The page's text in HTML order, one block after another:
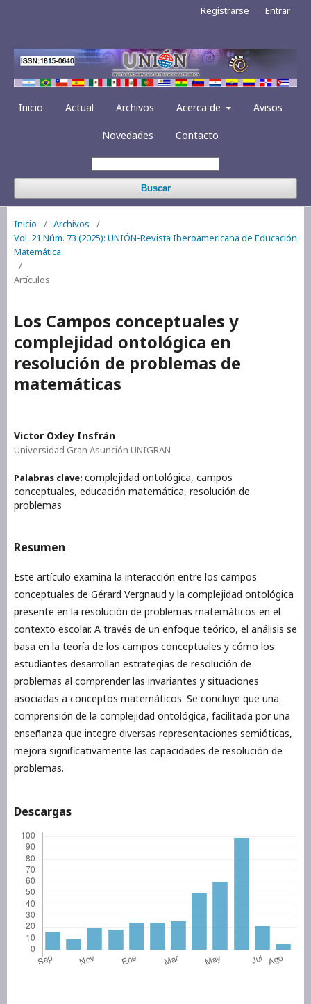
Inicio Actual Archivos Acerca de Avisos
Novedades Contacto
Buscar
Registrarse Entrar
Inicio / Archivos
/
Vol. 21 Núm. 73 (2025): UNIÓN-Revista Iberoamericana de Educación
Matemática
/
Artículos
Los Campos conceptuales y
complejidad ontológica en
resolución de problemas de
matemáticas
Victor Oxley Insfrán
Universidad Gran Asunción UNIGRAN
Palabras clave: complejidad ontológica, campos
conceptuales, educación matemática, resolución de
problemas
Resumen
Este artículo examina la interacción entre los campos
conceptuales de Gérard Vergnaud y la complejidad ontológica
presente en la resolución de problemas matemáticos en el
contexto escolar. A través de un enfoque teórico, el análisis se
basa en la teoría de los campos conceptuales y cómo los
estudiantes desarrollan estrategias de resolución de
problemas al comprender las invariantes y situaciones
asociadas a conceptos matemáticos. Se concluye que una
comprensión de la complejidad ontológica, facilitada por una
enseñanza que integre diversas representaciones semióticas,
mejora significativamente las capacidades de resolución de
problemas.
Descargas